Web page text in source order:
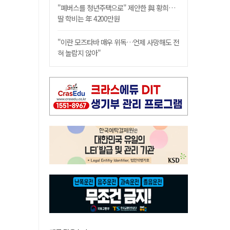
"폐버스를 청년주택으로" 제안한 與 황희…
딸 학비는 年 4200만원
"이란 모즈타바 매우 위독…언제 사망해도 전
혀 놀랍지 않아"